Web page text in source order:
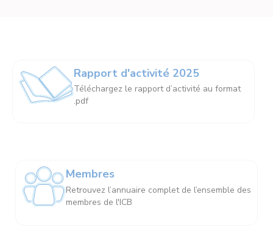
Rapport d'activité 2025
Téléchargez le rapport d’activité au format
.pdf
Membres
Retrouvez l’annuaire complet de l’ensemble des
membres de l'ICB